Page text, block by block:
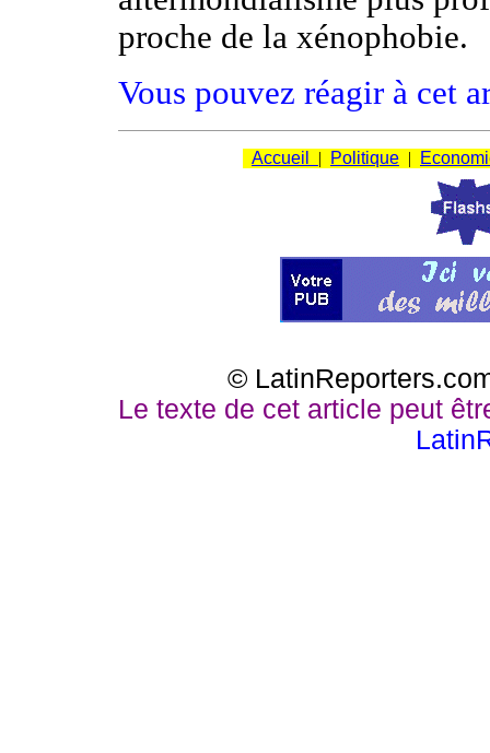
proche de la xénophobie.
Vous pouvez réagir à cet
Accueil | Politique |
©
Le texte de cet article peut